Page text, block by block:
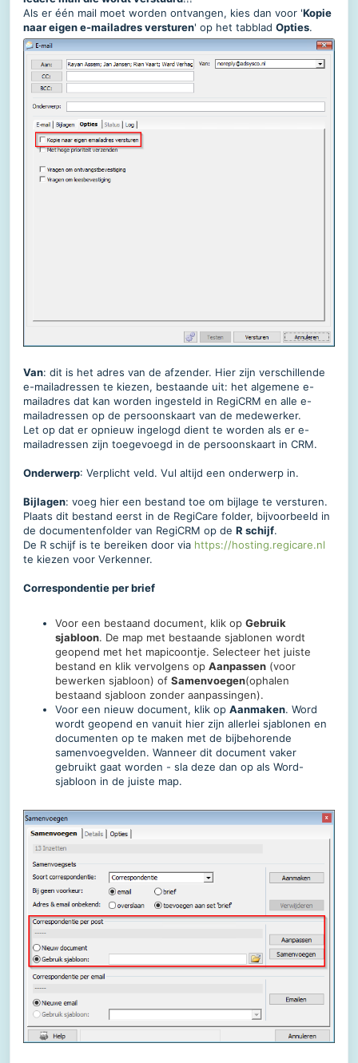
Als er één mail moet worden ontvangen, kies dan voor 'Kopie
naar eigen e-mailadres versturen' op het tabblad Opties.
Van: dit is het adres van de afzender. Hier zijn verschillende
e-mailadressen te kiezen, bestaande uit: het algemene e-
mailadres dat kan worden ingesteld in RegiCRM en alle e-
mailadressen op de persoonskaart van de medewerker.
Let op dat er opnieuw ingelogd dient te worden als er e-
mailadressen zijn toegevoegd in de persoonskaart in CRM.
Onderwerp: Verplicht veld. Vul altijd een onderwerp in.
Bijlagen: voeg hier een bestand toe om bijlage te versturen.
Plaats dit bestand eerst in de RegiCare folder, bijvoorbeeld in
de documentenfolder van RegiCRM op de R schijf.
De R schijf is te bereiken door via https://hosting.regicare.nl
te kiezen voor Verkenner.
Correspondentie per brief
Voor een bestaand document, klik op Gebruik
sjabloon. De map met bestaande sjablonen wordt
geopend met het mapicoontje. Selecteer het juiste
bestand en klik vervolgens op Aanpassen (voor
bewerken sjabloon) of Samenvoegen(ophalen
bestaand sjabloon zonder aanpassingen).
Voor een nieuw document, klik op Aanmaken. Word
wordt geopend en vanuit hier zijn allerlei sjablonen en
documenten op te maken met de bijbehorende
samenvoegvelden. Wanneer dit document vaker
gebruikt gaat worden - sla deze dan op als Word-
sjabloon in de juiste map.